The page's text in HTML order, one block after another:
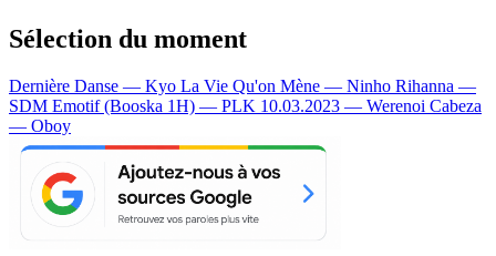
Sélection du moment
Dernière Danse — Kyo La Vie Qu'on Mène — Ninho Rihanna —
SDM Emotif (Booska 1H) — PLK 10.03.2023 — Werenoi Cabeza
— Oboy